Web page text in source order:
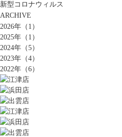
新型コロナウィルス
ARCHIVE
2026年（1）
2025年（1）
2024年（5）
2023年（4）
2022年（6）